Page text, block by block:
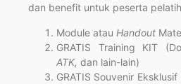
dan benefit untuk peserta
Module atau Handout
GRATIS Training KIT
ATK, dan lain-lain)
GRATIS Souvenir